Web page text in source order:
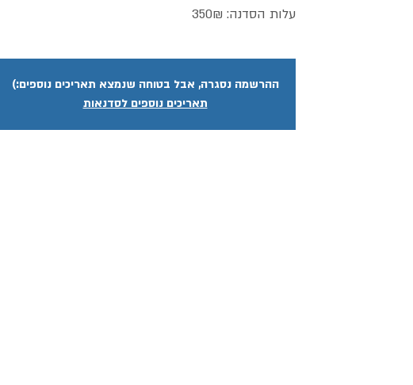
עלות הסדנה: 350₪
ההרשמה נסגרה, אבל בטוחה שנמצא תאריכים נוספים:)
תאריכים נוספים לסדנאות